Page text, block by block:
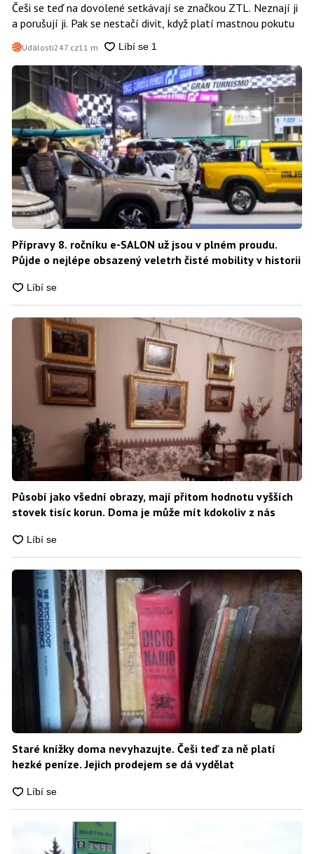
Češi se teď na dovolené setkávají se značkou ZTL. Neznají ji
a porušují ji. Pak se nestačí divit, když platí mastnou pokutu
Události247.cz11 m
Přípravy 8. ročníku e-SALON už jsou v plném proudu.
Půjde o nejlépe obsazený veletrh čisté mobility v historii
Působí jako všední obrazy, mají přitom hodnotu vyšších
stovek tisíc korun. Doma je může mít kdokoliv z nás
Staré knížky doma nevyhazujte. Češi teď za ně platí
hezké peníze. Jejich prodejem se dá vydělat